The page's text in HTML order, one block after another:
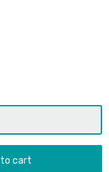
to cart